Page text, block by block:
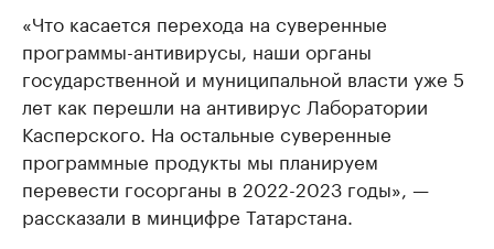
«Что касается перехода на суверенные
программы-антивирусы, наши органы
государственной и муниципальной власти уже 5
лет как перешли на антивирус Лаборатории
Касперского. На остальные суверенные
программные продукты мы планируем
перевести госорганы в 2022-2023 годы», —
рассказали в минцифре Татарстана.